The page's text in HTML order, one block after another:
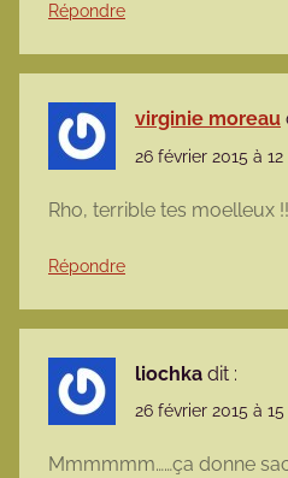
Répondre
virginie moreau
26 février 2015 à 12
Rho, terrible tes moelleux
Répondre
liochka dit :
26 février 2015 à
Mmmmmm……ça donne